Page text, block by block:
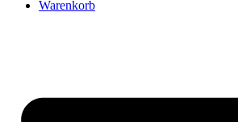
Warenkorb